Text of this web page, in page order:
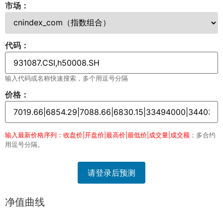
市场：
代码：
输入代码或名称快速搜索，多个用逗号分隔
价格：
输入最新价格序列：收盘价|开盘价|最高价|最低价|成交量|成交额 ；多合约
用逗号分隔。
请登录后预测
净值曲线